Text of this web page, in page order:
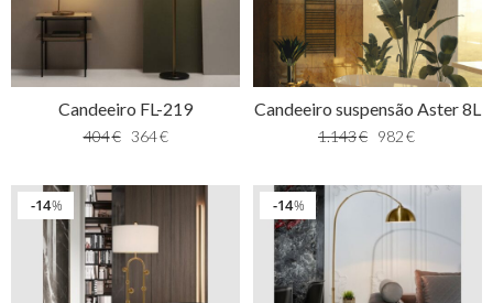
Candeeiro FL-219
404€ 364€
Candeeiro suspensão Aster 8L
1.143€ 982€
%
14 %
14